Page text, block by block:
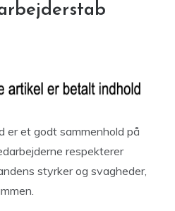
er et godt sammenhold på
respekterer
styrker og svagheder,